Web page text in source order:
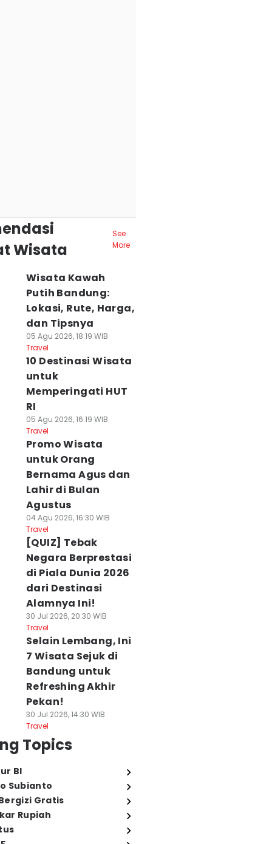
Wisata
See
More
Wisata Kawah
Putih Bandung:
Lokasi, Rute, Harga,
dan Tipsnya
05 Agu 2026, 18:19 WIB
Travel
10 Destinasi Wisata
untuk
Memperingati HUT
RI
05 Agu 2026, 16:19 WIB
Travel
Promo Wisata
untuk Orang
Bernama Agus dan
Lahir di Bulan
Agustus
04 Agu 2026, 16:30 WIB
Travel
[QUIZ] Tebak
Negara Berprestasi
di Piala Dunia 2026
dari Destinasi
Alamnya Ini!
30 Jul 2026, 20:30 WIB
Travel
Selain Lembang, Ini
7 Wisata Sejuk di
Bandung untuk
Refreshing Akhir
Pekan!
30 Jul 2026, 14:30 WIB
Travel
Topics
BI
Subianto
Gratis
Rupiah